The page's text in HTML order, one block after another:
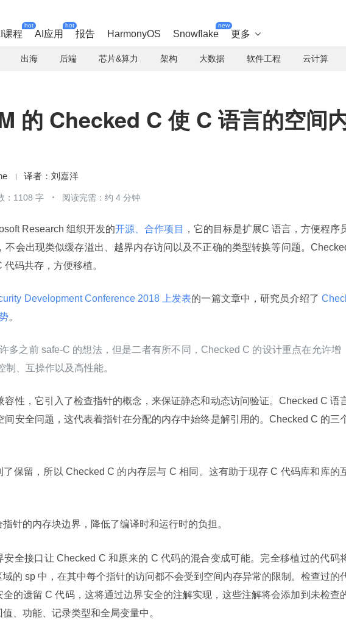
课程
hot
AI应用
hot
报告 HarmonyOS Snowflake
new
更多 
出海 后端 芯片&算力 架构 大数据 软件工程 云计算
的 Checked C 使 C 语言的空间
刘嘉洋
：1108 字 阅读完需：约 4 分钟
Research 组织开发的开源、合作项目
，它的目标是扩展C 语言，方便程序
不会出现类似缓存溢出、越界内存访问以及不正确的类型转换等问题。
码共存，方便移植。
Development Conference 2018 上发表的一篇文章中，研究员介绍了
。
多之前 safe-C 的想法，但是二者有所不同，Checked C 的设计重点在允许增
制、互操作以及高性能。
容性，它引入了检查指针的概念，来保证静态和动态访问验证。Checked C 语
间安全问题，这代表着指针在分配的内存中始终是解引用的。Checked C 的三
了保留，所以 Checked C 的内存层与 C 相同。这有助于现存 C 代码库和库的
针的内存块边界，降低了编译时和运行时的负担。
安全接口让 Checked C 和原来的 C 代码的混合变成可能。完全移植过的代码
域的 sp 中，在其中每个指针的访问都不会受到空间内存异常的限制。检查过的
全的遗留 C 代码，这将通过边界安全的注解实现，这些注解将会添加到未检查
、功能、记录类型和全局变量中。